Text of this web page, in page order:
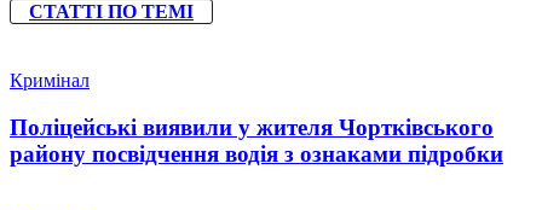
СТАТТІ ПО ТЕМІ
Кримінал
Поліцейські виявили у жителя Чортківського
району посвідчення водія з ознаками підробки